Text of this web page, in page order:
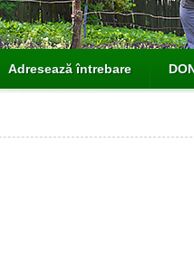
Adresează întrebare